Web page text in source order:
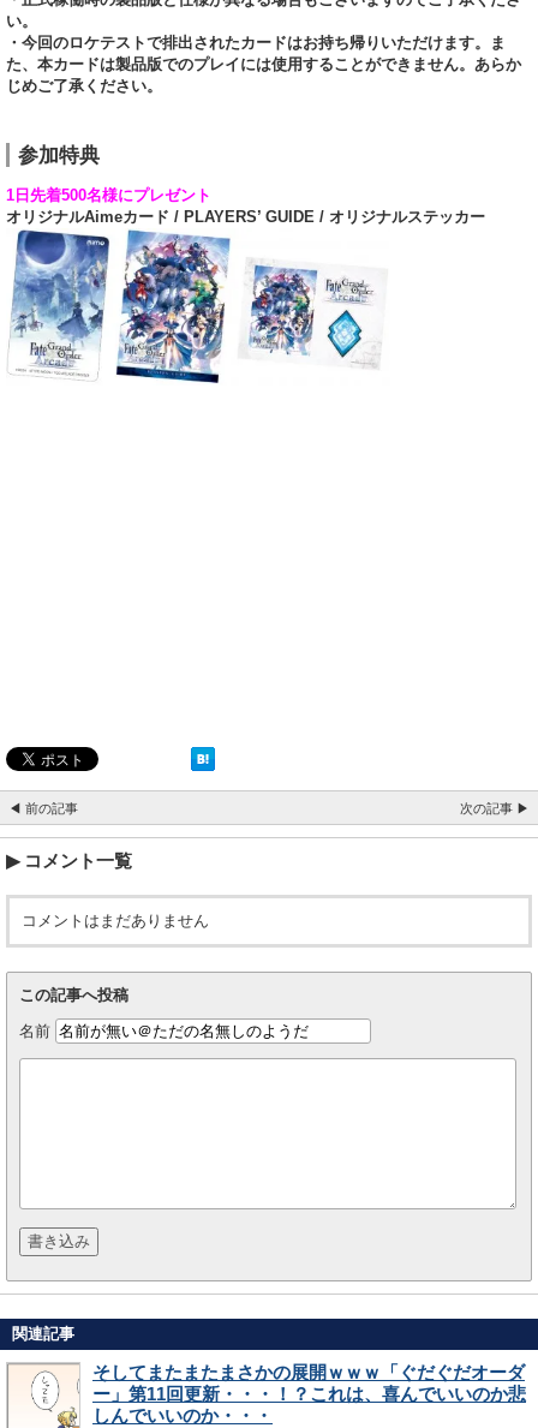
い。
・今回のロケテストで排出されたカードはお持ち帰りいただけます。ま
た、本カードは製品版でのプレイには使用することができません。あらか
じめご了承ください。
参加特典
1日先着500名様にプレゼント
オリジナルAimeカード / PLAYERS’ GUIDE / オリジナルステッカー
◀ 前の記事 次の記事 ▶
コメント一覧
コメントはまだありません
この記事へ投稿
名前
関連記事
そしてまたまたまさかの展開ｗｗｗ「ぐだぐだオーダ
ー」第11回更新・・・！？これは、喜んでいいのか悲
しんでいいのか・・・